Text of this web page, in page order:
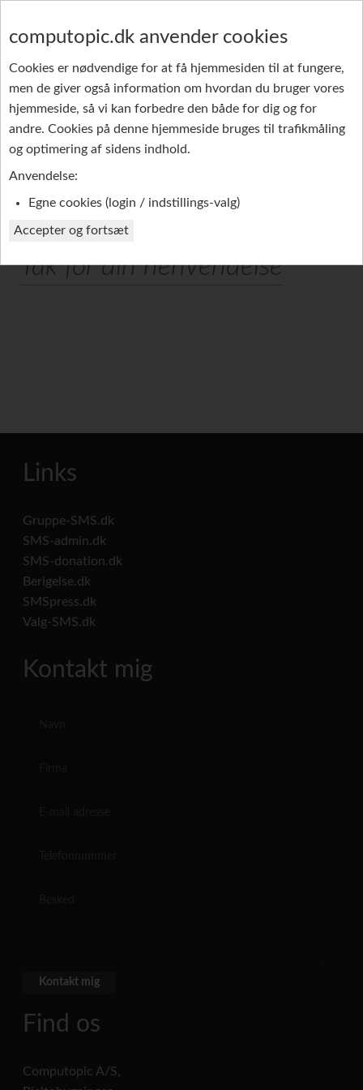
GRUPPE-SMS REFERENCER
Tak for din henvendelse
Links
Gruppe-SMS.dk
SMS-admin.dk
SMS-donation.dk
Berigelse.dk
SMSpress.dk
Valg-SMS.dk
Kontakt mig
Find os
Computopic A/S,
computopic.dk anvender cookies
Cookies er nødvendige for at få hjemmesiden til at fungere,
men de giver også information om hvordan du bruger vores
hjemmeside, så vi kan forbedre den både for dig og for
andre. Cookies på denne hjemmeside bruges til trafikmåling
og optimering af sidens indhold.
Anvendelse:
Egne cookies (login / indstillings-valg)
Accepter og fortsæt